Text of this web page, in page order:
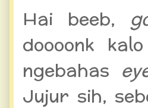
Hai beeb,
doooonk
ngebahas
Jujur sih,